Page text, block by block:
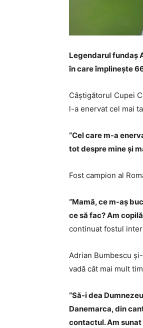
Legendarul fundaș
în care împlinește
Câștigătorul Cupei
l-a enervat cel mai
“Cel care m-a
tot despre mine și
Fost campion al
“Mamă, ce m-aș
ce să fac? Am
continuat fostul
Adrian Bumbescu
vadă cât mai mult
“Să-i dea
Danemarca, din
contactul. Am sunat